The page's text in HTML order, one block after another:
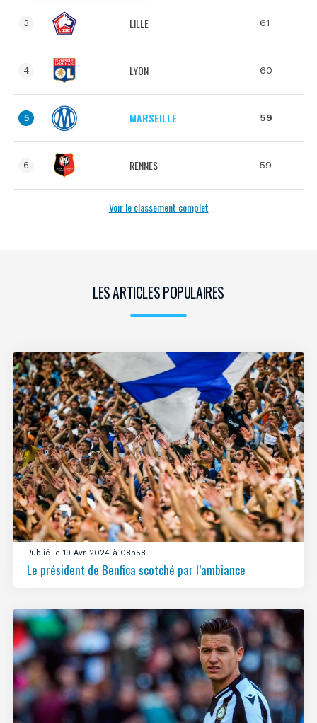
3 LILLE 61
4 LYON 60
5 MARSEILLE 59
6 RENNES 59
Voir le classement complet
LES ARTICLES POPULAIRES
Publié le 19 Avr 2024 à 08h58
Le président de Benfica scotché par l’ambiance